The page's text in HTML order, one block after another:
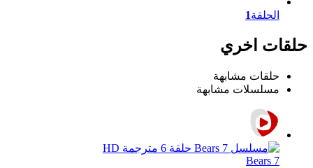
الحلقة1
حلقات اخري
حلقات مشابهة
مسلسلات مشابهة
7 Bears